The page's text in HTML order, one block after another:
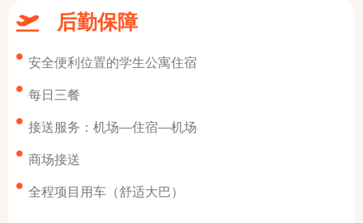
后勤保障
安全便利位置的学生公寓住宿
每日三餐
接送服务：机场—住宿—机场
商场接送
全程项目用车（舒适大巴）